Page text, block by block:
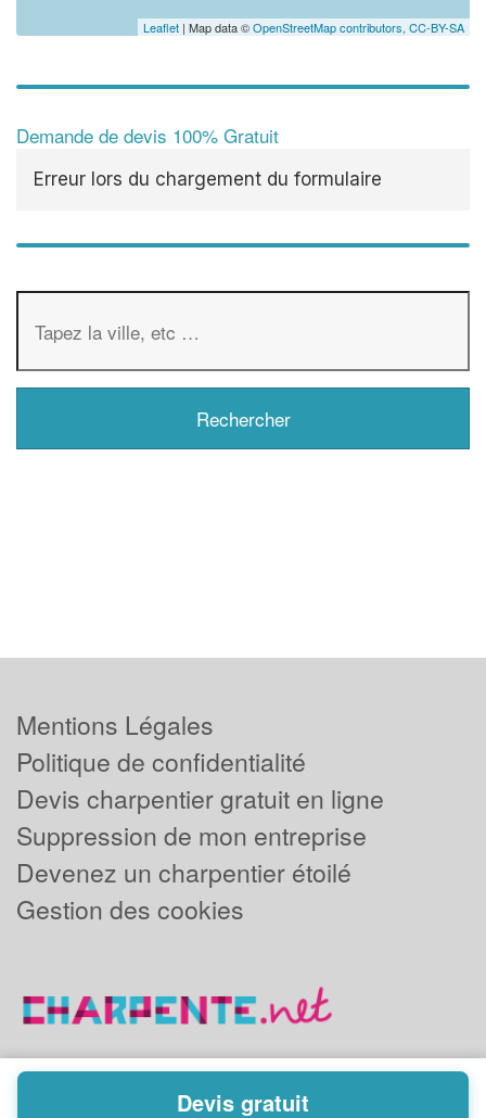
Leaflet | Map data ©OpenStreetMap contributors, CC-BY-SA
Demande de devis 100% Gratuit
Erreur lors du chargement du formulaire
Mentions Légales
Politique de confidentialité
Devis charpentier gratuit en ligne
Suppression de mon entreprise
Devenez un charpentier étoilé
Gestion des cookies
Devis gratuit